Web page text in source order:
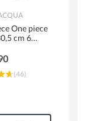
One piece
cm 6
(46)